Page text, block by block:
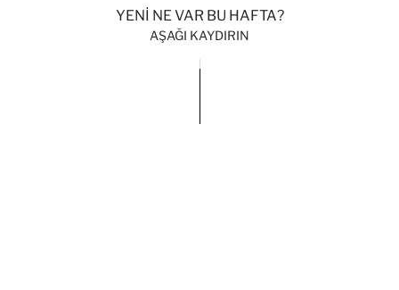
YENİ NE VAR BU HAFTA?
AŞAĞI KAYDIRIN